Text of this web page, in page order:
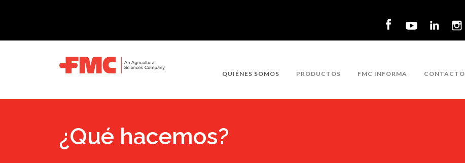
QUIÉNES SOMOS
PRODUCTOS FMC INFORMA CONTACTO
¿Qué hacemos?